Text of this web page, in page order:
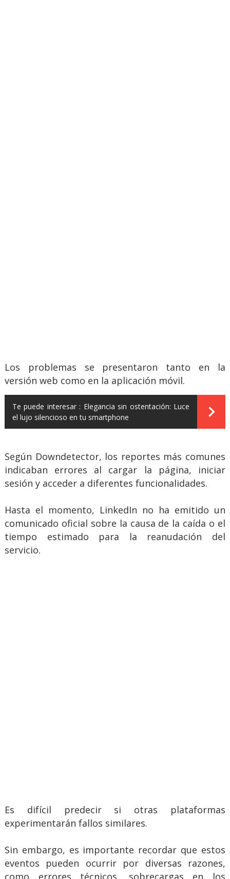
Los problemas se presentaron tanto en la
versión web como en la aplicación móvil.
Te puede interesar : Elegancia sin ostentación: Luce
el lujo silencioso en tu smartphone
Según Downdetector, los reportes más comunes
indicaban errores al cargar la página, iniciar
sesión y acceder a diferentes funcionalidades.
Hasta el momento, LinkedIn no ha emitido un
comunicado oficial sobre la causa de la caída o el
tiempo estimado para la reanudación del
servicio.
Es difícil predecir si otras plataformas
experimentarán fallos similares.
Sin embargo, es importante recordar que estos
eventos pueden ocurrir por diversas razones,
como errores técnicos, sobrecargas en los